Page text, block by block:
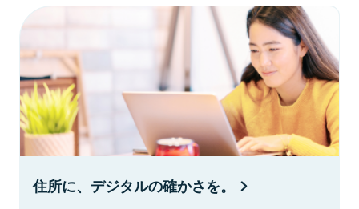
住所に、デジタルの確かさを。